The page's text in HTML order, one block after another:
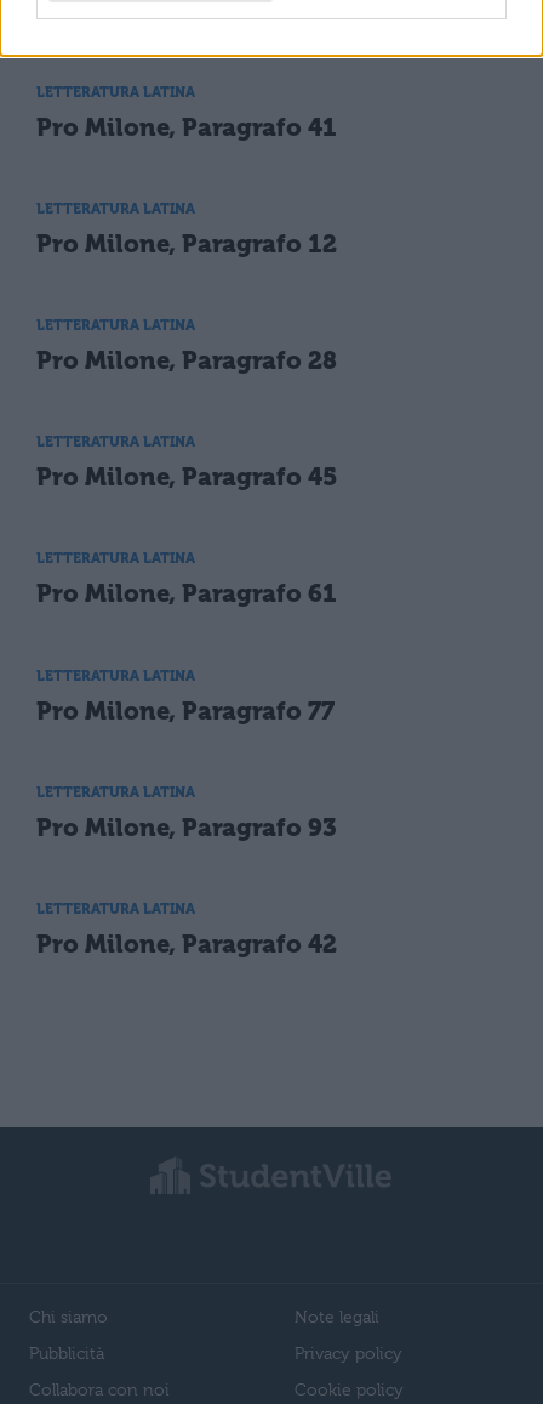
TI POTREBBE INTERESSARE
LETTERATURA LATINA
Pro Milone, Paragrafo 41
LETTERATURA LATINA
Pro Milone, Paragrafo 12
LETTERATURA LATINA
Pro Milone, Paragrafo 28
LETTERATURA LATINA
Pro Milone, Paragrafo 45
LETTERATURA LATINA
Pro Milone, Paragrafo 61
LETTERATURA LATINA
Pro Milone, Paragrafo 77
LETTERATURA LATINA
Pro Milone, Paragrafo 93
LETTERATURA LATINA
Pro Milone, Paragrafo 42
Chi siamo
Pubblicità
Collabora con noi
Note legali
Privacy policy
Cookie policy